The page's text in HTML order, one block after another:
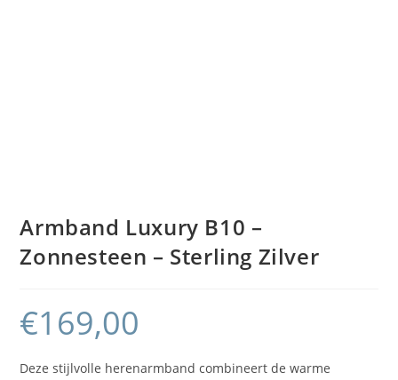
Armband Luxury B10 –
Zonnesteen – Sterling Zilver
€169,00
Deze stijlvolle herenarmband combineert de warme